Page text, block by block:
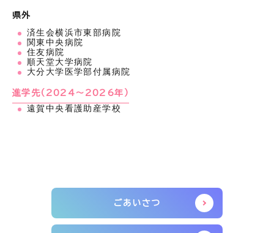
県外
済生会横浜市東部病院
関東中央病院
住友病院
順天堂大学病院
大分大学医学部付属病院
進学先（2024～2026年）
遠賀中央看護助産学校
ごあいさつ